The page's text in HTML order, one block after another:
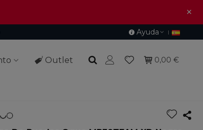
×
Ayuda
Outlet 0,00 €